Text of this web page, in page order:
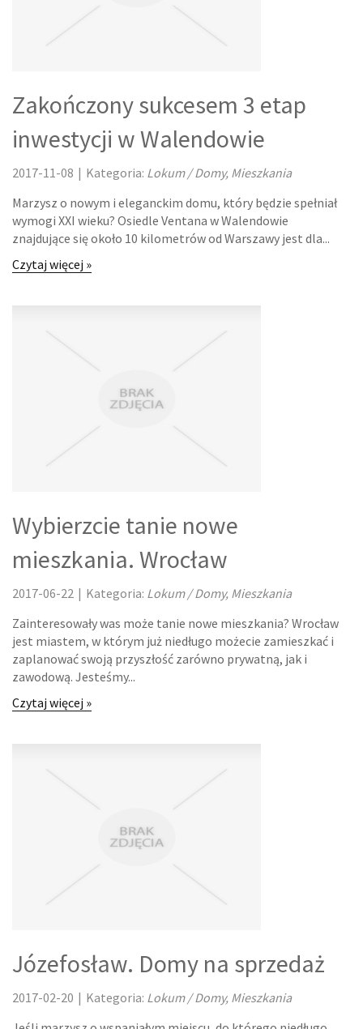
ELEKTRONIKA, RTV, AGD
OGRÓD, ROŚLINY
CHEMIA
ART. SPOŻYWCZE
MATERIAŁY EKSPLOATACYJNE
NARZĘDZIA
PRZEMYSŁ METALOWY
TRANSPORT
CZĘŚCI SAMOCHODOWE
WYNAJEM
SALONY, KOMISY
REKLAMA W INTERNECIE
INNE AGENCJE
IMPREZY INTEGRACYJNE
ZAJĘCIA SPORTOWE I REKREACYJNE
FABRYKACJA
Zakończony sukcesem 3 etap
inwestycji w Walendowie
2017-11-08 | Kategoria: Lokum / Domy, Mieszkania
Marzysz o nowym i eleganckim domu, który będzie spełniał
wymogi XXI wieku? Osiedle Ventana w Walendowie
znajdujące się około 10 kilometrów od Warszawy jest dla...
Czytaj więcej »
Wybierzcie tanie nowe
mieszkania. Wrocław
2017-06-22 | Kategoria: Lokum / Domy, Mieszkania
Zainteresowały was może tanie nowe mieszkania? Wrocław
jest miastem, w którym już niedługo możecie zamieszkać i
zaplanować swoją przyszłość zarówno prywatną, jak i
zawodową. Jesteśmy...
Czytaj więcej »
Józefosław. Domy na sprzedaż
2017-02-20 | Kategoria: Lokum / Domy, Mieszkania